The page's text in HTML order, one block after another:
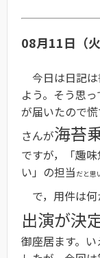
08月11日（
今日は日記
よう。そう思
が届いたので
さんが海苔
ですが，「趣
い」の担当 だと思
で，用件は何
出演が決
御座居ます。